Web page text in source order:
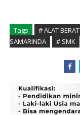
Tags # ALAT BERAT
SAMARINDA
# SMK